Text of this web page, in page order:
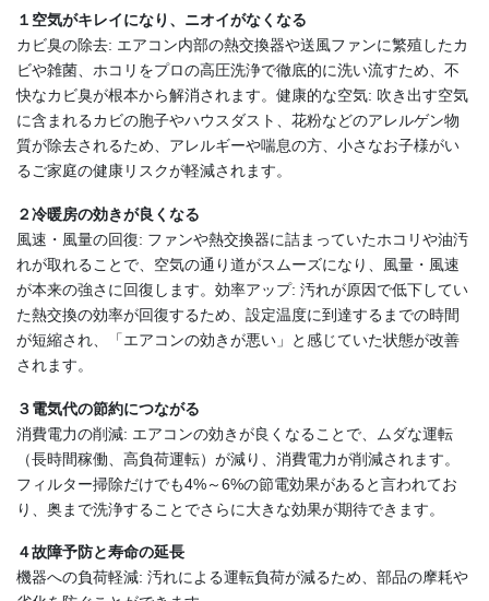
１空気がキレイになり、ニオイがなくなる
カビ臭の除去: エアコン内部の熱交換器や送風ファンに繁殖したカ
ビや雑菌、ホコリをプロの高圧洗浄で徹底的に洗い流すため、不
快なカビ臭が根本から解消されます。健康的な空気: 吹き出す空気
に含まれるカビの胞子やハウスダスト、花粉などのアレルゲン物
質が除去されるため、アレルギーや喘息の方、小さなお子様がい
るご家庭の健康リスクが軽減されます。
２冷暖房の効きが良くなる
風速・風量の回復: ファンや熱交換器に詰まっていたホコリや油汚
れが取れることで、空気の通り道がスムーズになり、風量・風速
が本来の強さに回復します。効率アップ: 汚れが原因で低下してい
た熱交換の効率が回復するため、設定温度に到達するまでの時間
が短縮され、「エアコンの効きが悪い」と感じていた状態が改善
されます。
３電気代の節約につながる
消費電力の削減: エアコンの効きが良くなることで、ムダな運転
（長時間稼働、高負荷運転）が減り、消費電力が削減されます。
フィルター掃除だけでも4%～6%の節電効果があると言われてお
り、奥まで洗浄することでさらに大きな効果が期待できます。
４故障予防と寿命の延長
機器への負荷軽減: 汚れによる運転負荷が減るため、部品の摩耗や